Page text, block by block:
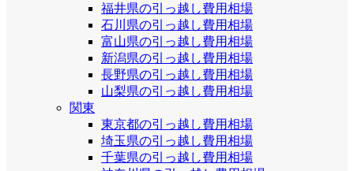
福井県の引っ越し費用相場
石川県の引っ越し費用相場
富山県の引っ越し費用相場
新潟県の引っ越し費用相場
長野県の引っ越し費用相場
山梨県の引っ越し費用相場
関東
東京都の引っ越し費用相場
埼玉県の引っ越し費用相場
千葉県の引っ越し費用相場